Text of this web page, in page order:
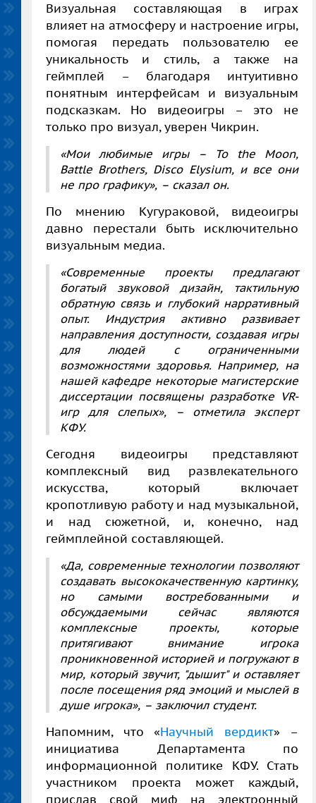
Визуальная составляющая в играх
влияет на атмосферу и настроение игры,
помогая передать пользователю ее
уникальность и стиль, а также на
геймплей – благодаря интуитивно
понятным интерфейсам и визуальным
подсказкам. Но видеоигры – это не
только про визуал, уверен Чикрин.
«Мои любимые игры – To the Moon,
Battle Brothers, Disco Elysium, и все они
не про графику», – сказал он.
По мнению Кугураковой, видеоигры
давно перестали быть исключительно
визуальным медиа.
«Современные проекты предлагают
богатый звуковой дизайн, тактильную
обратную связь и глубокий нарративный
опыт. Индустрия активно развивает
направления доступности, создавая игры
для людей с ограниченными
возможностями здоровья. Например, на
нашей кафедре некоторые магистерские
диссертации посвящены разработке VR-
игр для слепых», – отметила эксперт
КФУ.
Сегодня видеоигры представляют
комплексный вид развлекательного
искусства, который включает
кропотливую работу и над музыкальной,
и над сюжетной, и, конечно, над
геймплейной составляющей.
«Да, современные технологии позволяют
создавать высококачественную картинку,
но самыми востребованными и
обсуждаемыми сейчас являются
комплексные проекты, которые
притягивают внимание игрока
проникновенной историей и погружают в
мир, который звучит, "дышит" и оставляет
после посещения ряд эмоций и мыслей в
душе игрока», – заключил студент.
Напомним, что «Научный вердикт» –
инициатива Департамента по
информационной политике КФУ. Стать
участником проекта может каждый,
прислав свой миф на электронный